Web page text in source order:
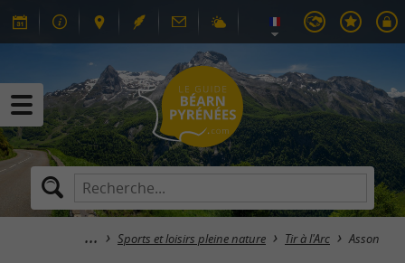
Sports et loisirs pleine nature Tir à l'Arc Asson